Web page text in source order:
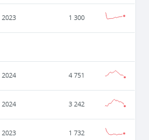
2023 1 300
2024 4 751
2024 3 242
2023 1 732